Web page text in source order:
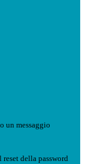
un messaggio
della password